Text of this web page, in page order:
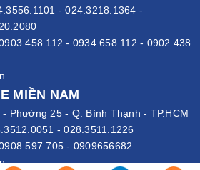
-024.3218.1364 -
458 112 - 0934 658 112 - 0902 438
MIỀN NAM
Phường 25 - Q. Bình Thạnh - TP.HCM
-028.3511.1226
597 705 - 0909656682